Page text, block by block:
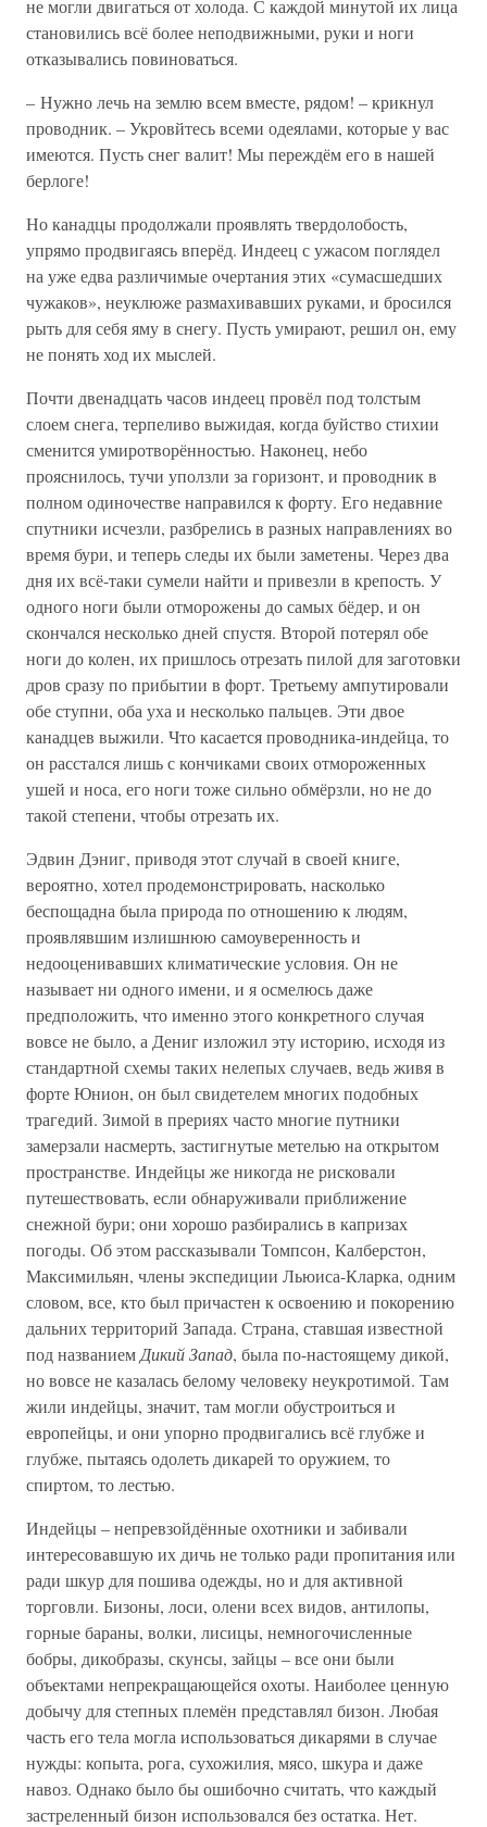
не могли двигаться от холода. С каждой минутой их лица
становились всё более неподвижными, руки и ноги
отказывались повиноваться.
– Нужно лечь на землю всем вместе, рядом! – крикнул
проводник. – Укровйтесь всеми одеялами, которые у вас
имеются. Пусть снег валит! Мы переждём его в нашей
берлоге!
Но канадцы продолжали проявлять твердолобость,
упрямо продвигаясь вперёд. Индеец с ужасом поглядел
на уже едва различимые очертания этих «сумасшедших
чужаков», неуклюже размахивавших руками, и бросился
рыть для себя яму в снегу. Пусть умирают, решил он, ему
не понять ход их мыслей.
Почти двенадцать часов индеец провёл под толстым
слоем снега, терпеливо выжидая, когда буйство стихии
сменится умиротворённостью. Наконец, небо
прояснилось, тучи уползли за горизонт, и проводник в
полном одиночестве направился к форту. Его недавние
спутники исчезли, разбрелись в разных направлениях во
время бури, и теперь следы их были заметены. Через два
дня их всё-таки сумели найти и привезли в крепость. У
одного ноги были отморожены до самых бёдер, и он
скончался несколько дней спустя. Второй потерял обе
ноги до колен, их пришлось отрезать пилой для заготовки
дров сразу по прибытии в форт. Третьему ампутировали
обе ступни, оба уха и несколько пальцев. Эти двое
канадцев выжили. Что касается проводника-индейца, то
он расстался лишь с кончиками своих отмороженных
ушей и носа, его ноги тоже сильно обмёрзли, но не до
такой степени, чтобы отрезать их.
Эдвин Дэниг, приводя этот случай в своей книге,
вероятно, хотел продемонстрировать, насколько
беспощадна была природа по отношению к людям,
проявлявшим излишнюю самоуверенность и
недооценивавших климатические условия. Он не
называет ни одного имени, и я осмелюсь даже
предположить, что именно этого конкретного случая
вовсе не было, а Дениг изложил эту историю, исходя из
стандартной схемы таких нелепых случаев, ведь живя в
форте Юнион, он был свидетелем многих подобных
трагедий. Зимой в прериях часто многие путники
замерзали насмерть, застигнутые метелью на открытом
пространстве. Индейцы же никогда не рисковали
путешествовать, если обнаруживали приближение
снежной бури; они хорошо разбирались в капризах
погоды. Об этом рассказывали Томпсон, Калберстон,
Максимильян, члены экспедиции Льюиса-Кларка, одним
словом, все, кто был причастен к освоению и покорению
дальних территорий Запада. Страна, ставшая известной
под названием Дикий Запад, была по-настоящему дикой,
но вовсе не казалась белому человеку неукротимой. Там
жили индейцы, значит, там могли обустроиться и
европейцы, и они упорно продвигались всё глубже и
глубже, пытаясь одолеть дикарей то оружием, то
спиртом, то лестью.
Индейцы – непревзойдённые охотники и забивали
интересовавшую их дичь не только ради пропитания или
ради шкур для пошива одежды, но и для активной
торговли. Бизоны, лоси, олени всех видов, антилопы,
горные бараны, волки, лисицы, немногочисленные
бобры, дикобразы, скунсы, зайцы – все они были
объектами непрекращающейся охоты. Наиболее ценную
добычу для степных племён представлял бизон. Любая
часть его тела могла использоваться дикарями в случае
нужды: копыта, рога, сухожилия, мясо, шкура и даже
навоз. Однако было бы ошибочно считать, что каждый
застреленный бизон использовался без остатка. Нет.